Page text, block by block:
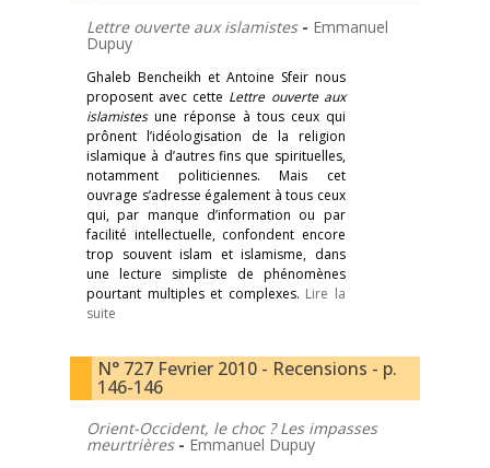
Lettre ouverte aux islamistes - Emmanuel
Dupuy
Ghaleb Bencheikh et Antoine Sfeir nous
proposent avec cette Lettre ouverte aux
islamistes une réponse à tous ceux qui
prônent l’idéologisation de la religion
islamique à d’autres fins que spirituelles,
notamment politiciennes. Mais cet
ouvrage s’adresse également à tous ceux
qui, par manque d’information ou par
facilité intellectuelle, confondent encore
trop souvent islam et islamisme, dans
une lecture simpliste de phénomènes
pourtant multiples et complexes. Lire la
suite
N° 727 Fevrier 2010 - Recensions - p.
146-146
Orient-Occident, le choc ? Les impasses
meurtrières - Emmanuel Dupuy